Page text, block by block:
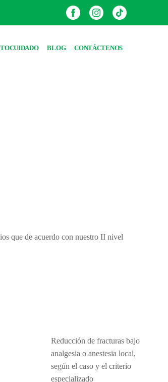
BLOG CONTÁCTENOS
que de acuerdo con nuestro II nivel
Reducción de fracturas bajo
analgesia o anestesia local,
según el caso y el criterio
especializado